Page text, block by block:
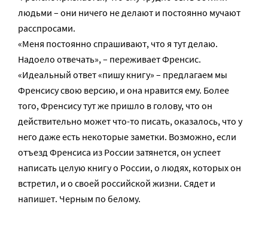
людьми – они ничего не делают и постоянно мучают
расспросами.
«Меня постоянно спрашивают, что я тут делаю.
Надоело отвечать», – переживает Френсис.
«Идеальный ответ «пишу книгу» – предлагаем мы
Френсису свою версию, и она нравится ему. Более
того, Френсису тут же пришло в голову, что он
действительно может что-то писать, оказалось, что у
него даже есть некоторые заметки. Возможно, если
отъезд Френсиса из России затянется, он успеет
написать целую книгу о России, о людях, которых он
встретил, и о своей российской жизни. Сядет и
напишет. Черным по белому.